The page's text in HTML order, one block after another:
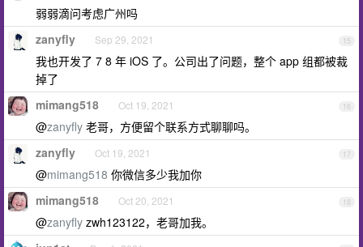
弱弱滴问考虑广州吗
15
zanyfly Sep 29, 2021
我也开发了 7 8 年 iOS 了。公司出了问题，整个 app 组都被裁
掉了
16
mimang518 Oct 19, 2021
@zanyfly 老哥，方便留个联系方式聊聊吗。
17
zanyfly Oct 19, 2021
@mimang518 你微信多少我加你
18
mimang518 Oct 20, 2021
@zanyfly zwh123122，老哥加我。